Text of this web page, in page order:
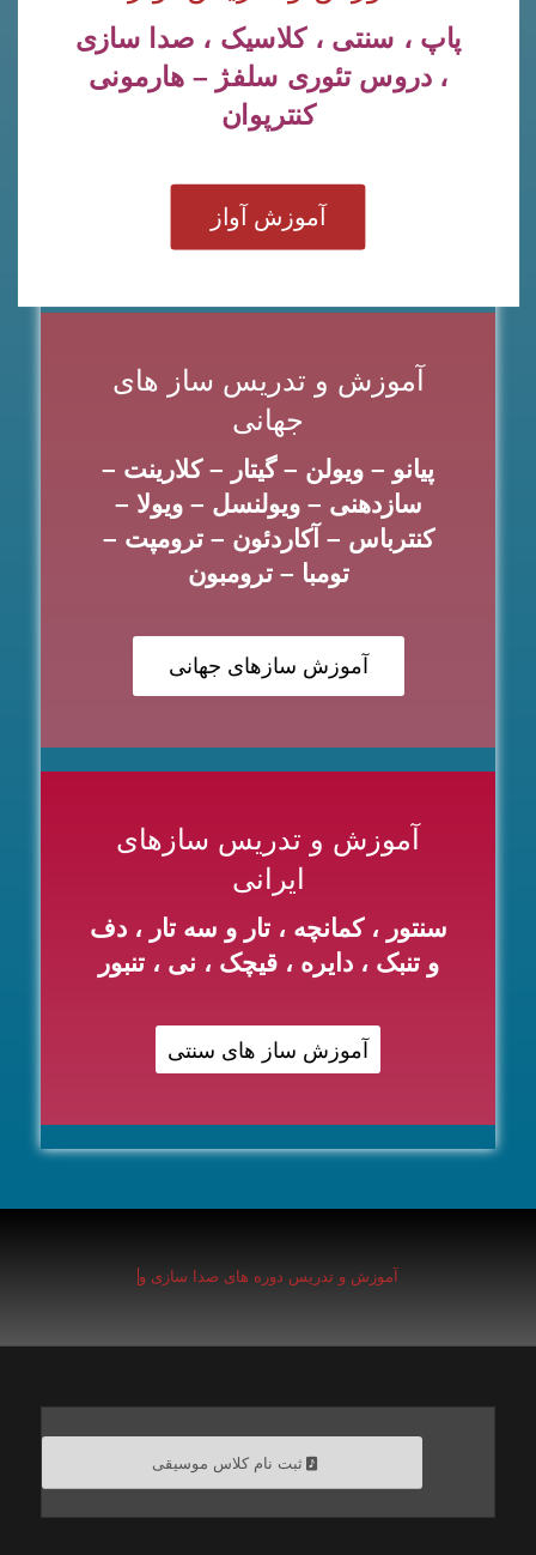
پاپ ، سنتی ، کلاسیک ، صدا سازی
، دروس تئوری سلفژ – هارمونی
کنترپوان
آموزش آواز
آموزش و تدریس ساز های
جهانی
پیانو – ویولن – گیتار – کلارینت –
سازدهنی – ویولنسل – ویولا –
کنترباس – آکاردئون – ترومپت –
تومبا – ترومبون
آموزش سازهای جهانی
آموزش و تدریس سازهای
ایرانی
سنتور ، کمانچه ، تار و سه تار ، دف
و تنبک ، دایره ، قیچک ، نی ، تنبور
آموزش ساز های سنتی
آموزش و تدریس دوره های صدا سازی و سلفژ
ثبت نام کلاس موسیقی